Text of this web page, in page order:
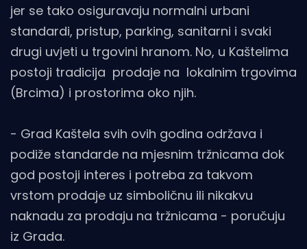
jer se tako osiguravaju normalni urbani
standardi, pristup, parking, sanitarni i svaki
drugi uvjeti u trgovini hranom. No, u Kaštelima
postoji tradicija prodaje na lokalnim trgovima
(Brcima) i prostorima oko njih.
- Grad Kaštela svih ovih godina održava i
podiže standarde na mjesnim tržnicama dok
god postoji interes i potreba za takvom
vrstom prodaje uz simboličnu ili nikakvu
naknadu za prodaju na tržnicama - poručuju
iz Grada.